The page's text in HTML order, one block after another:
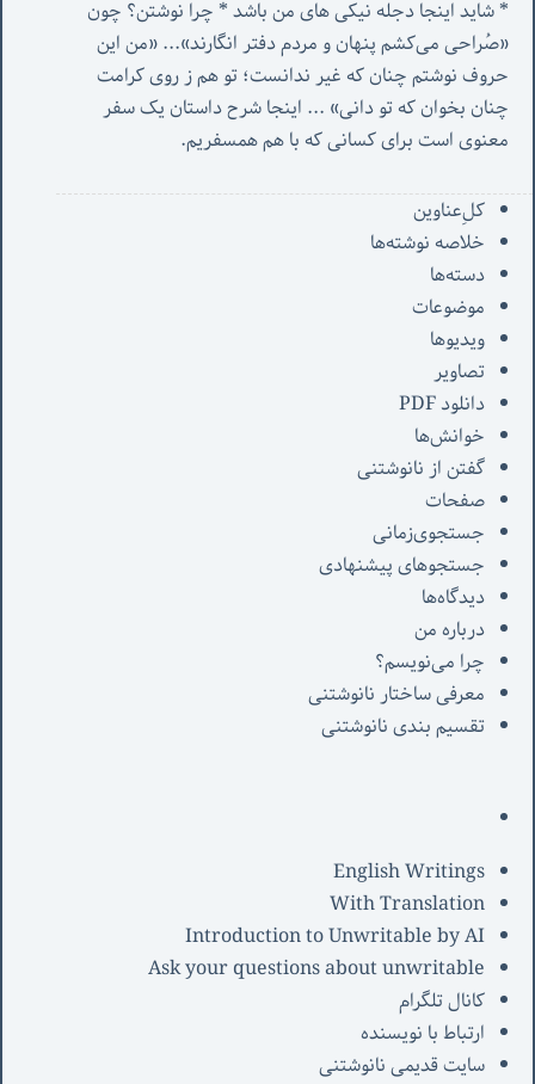
«صُراحی می‌کشم پنهان‌ و مردم‌ دفتر انگارند»... «
چنان بخوان که تو دانی» ...
معنوی است برای کسانی که با هم همسفریم.
کل‌ِعناوین
خلاصه نوشته‌ها
دسته‌ها
موضوعات
ویدیوها
تصاویر
دانلود PDF
خوانش‌ها
گفتن از نانوشتنی
صفحات
جستجوی‌زمانی
جستجوهای پیشنهادی
دیدگاه‌ها
درباره من
چرا می‌نویسم؟
معرفی‌ ساختار نانوشتنی
تقسیم بندی نانوشتنی
English Writings
With Translation
Introduction to Unwritable by AI
Ask your questions about unwritable
کانال تلگرام
ارتباط با نویسنده
سایت قدیمی نانوشتنی